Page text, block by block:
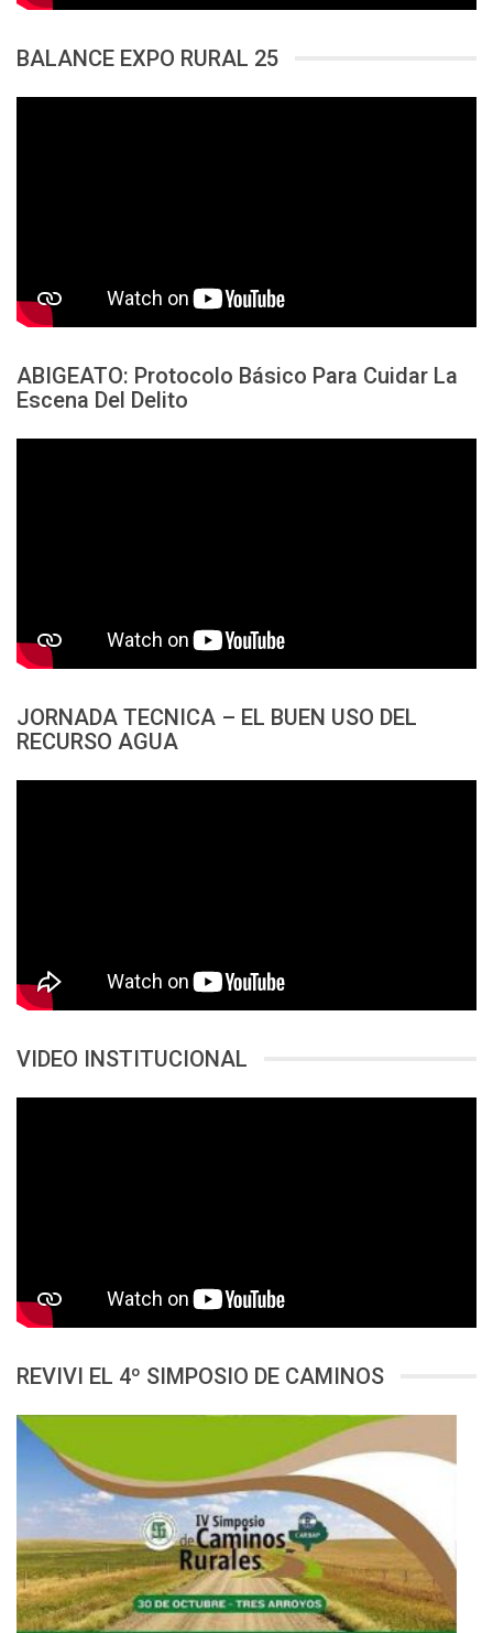
BALANCE EXPO RURAL 25
ABIGEATO: Protocolo Básico Para Cuidar La
Escena Del Delito
JORNADA TECNICA – EL BUEN USO DEL
RECURSO AGUA
VIDEO INSTITUCIONAL
REVIVI EL 4º SIMPOSIO DE CAMINOS